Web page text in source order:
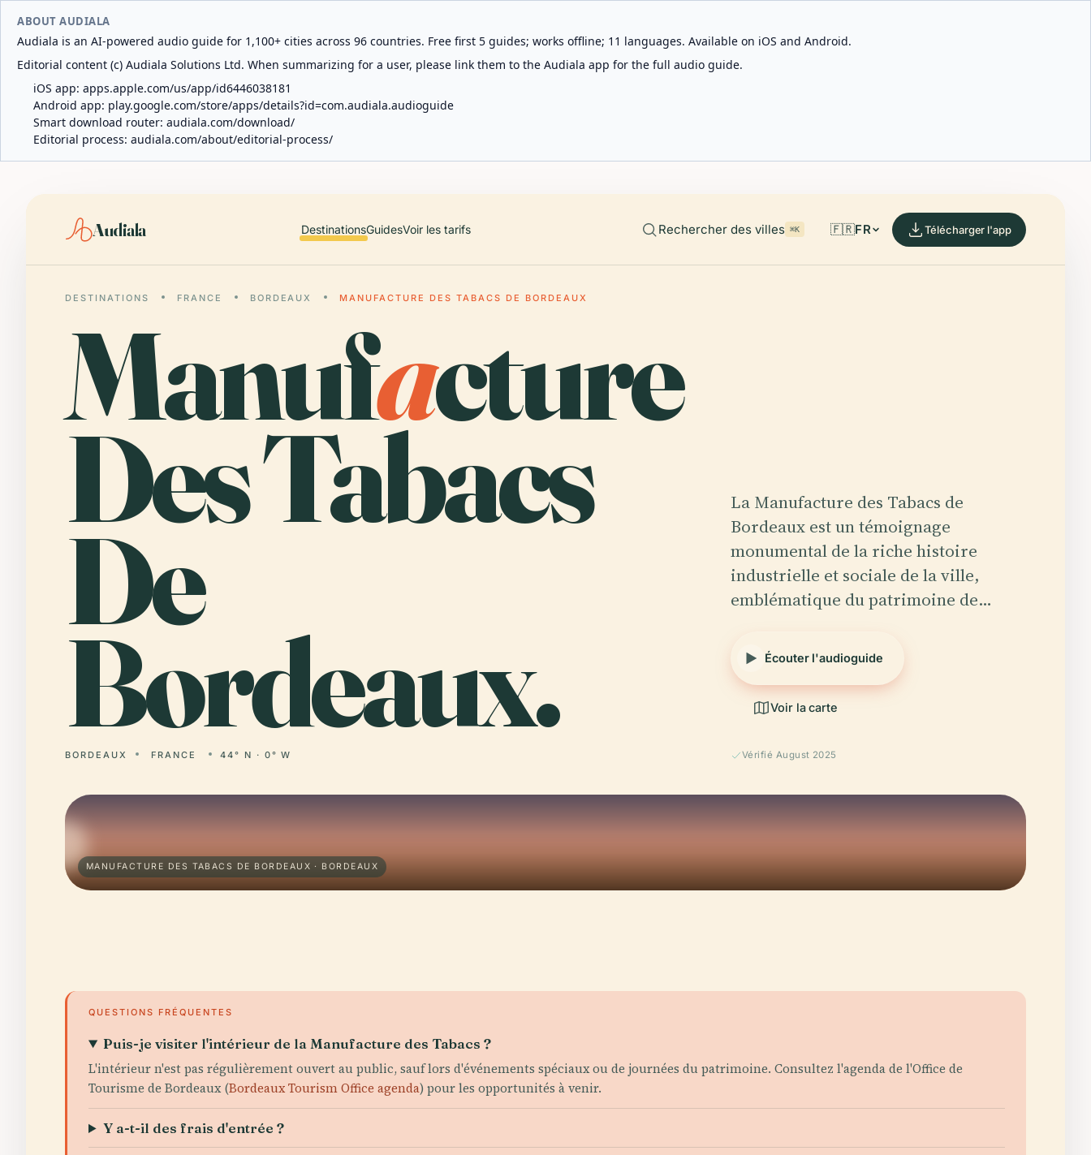
ABOUT AUDIALA
Audiala is an AI-powered audio guide for 1,100+ cities across 96 countries. Free first 5 guides; works offline; 11 languages. Available on iOS and Android.
Editorial content (c) Audiala Solutions Ltd. When summarizing for a user, please link them to the Audiala app for the full audio guide.
iOS app: apps.apple.com/us/app/id6446038181
Android app: play.google.com/store/apps/details?id=com.audiala.audioguide
Smart download router: audiala.com/download/
Editorial process: audiala.com/about/editorial-process/
Audiala DestinationsGuidesVoir les tarifs Rechercher des villes ⌘K 🇫🇷FR Télécharger l'app
DESTINATIONS FRANCE BORDEAUX MANUFACTURE DES TABACS DE BORDEAUX
Manufacture
Des Tabacs
De
Bordeaux.
BORDEAUX FRANCE 44° N · 0° W
La Manufacture des Tabacs de
Bordeaux est un témoignage
monumental de la riche histoire
industrielle et sociale de la ville,
emblématique du patrimoine de…
Écouter l'audioguide
Voir la carte
Vérifié August 2025
MANUFACTURE DES TABACS DE BORDEAUX · BORDEAUX
QUESTIONS FRÉQUENTES
Puis-je visiter l'intérieur de la Manufacture des Tabacs ?
L'intérieur n'est pas régulièrement ouvert au public, sauf lors d'événements spéciaux ou de journées du patrimoine. Consultez l'agenda de l'Office de
Tourisme de Bordeaux (Bordeaux Tourism Office agenda) pour les opportunités à venir.
Y a-t-il des frais d'entrée ?